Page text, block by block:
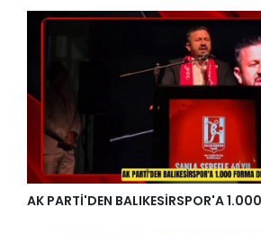
AK PARTİ'DEN BALIKESİRSPOR'A